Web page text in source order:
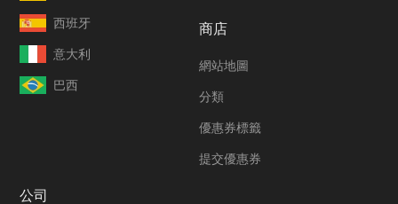
西班牙
意大利
巴西
商店
網站地圖
分類
優惠券標籤
提交優惠券
公司